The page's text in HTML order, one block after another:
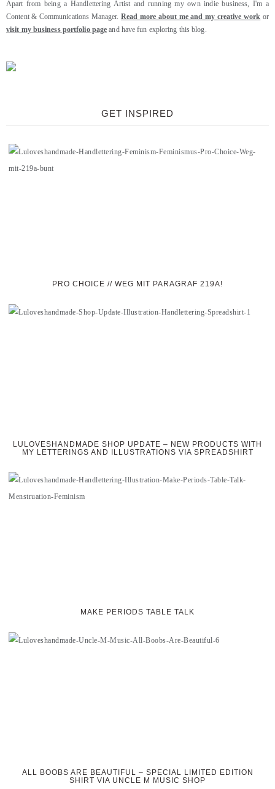
Apart from being a Handlettering Artist and running my own indie business, I'm a
Content & Communications Manager. Read more about me and my creative work or
visit my business portfolio page and have fun exploring this blog.
GET INSPIRED
PRO CHOICE // WEG MIT PARAGRAF 219A!
LULOVESHANDMADE SHOP UPDATE – NEW PRODUCTS WITH
MY LETTERINGS AND ILLUSTRATIONS VIA SPREADSHIRT
MAKE PERIODS TABLE TALK
ALL BOOBS ARE BEAUTIFUL – SPECIAL LIMITED EDITION
SHIRT VIA UNCLE M MUSIC SHOP